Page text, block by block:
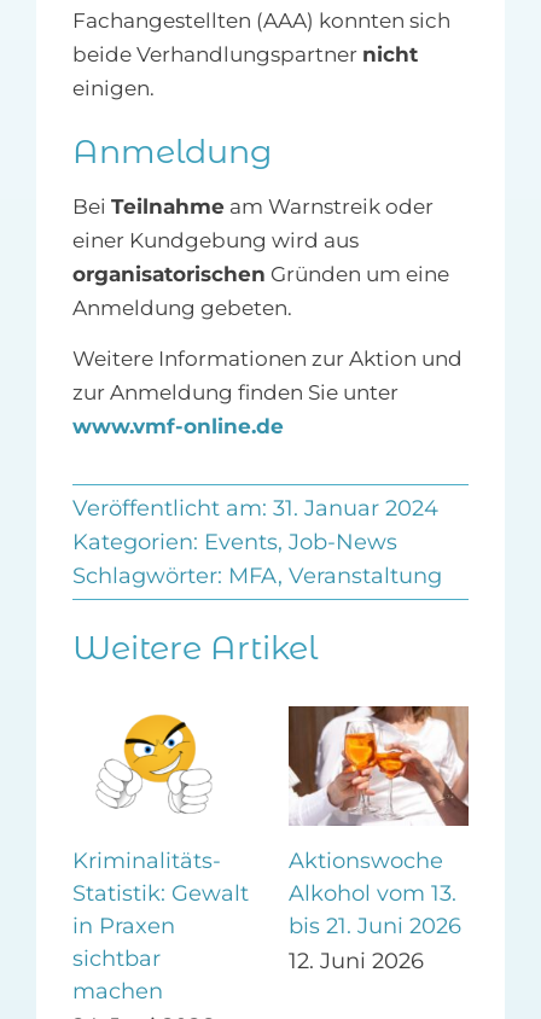
Fachangestellten (AAA) konnten sich
beide Verhandlungspartner nicht
einigen.
Anmeldung
Bei Teilnahmeam Warnstreik oder
einer Kundgebung wird aus
organisatorischen Gründen um eine
Anmeldung gebeten.
Weitere Informationen zur Aktion und
zur Anmeldung finden Sie unter
www.vmf-online.de
Veröffentlicht am: 31. Januar 2024
Kategorien: Events, Job-News
Schlagwörter: MFA, Veranstaltung
Weitere Artikel
Kriminalitäts-
Statistik: Gewalt
in Praxen
sichtbar
machen
Aktionswoche
Alkohol vom 13.
bis 21. Juni 2026
12. Juni 2026